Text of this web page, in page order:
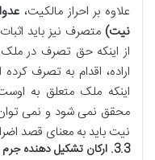
علاوه بر احراز مالکیت،
نیت) متصرف نیز باید
از اینکه حق تصرف در ملک
اراده، اقدام به تصرف
اینکه ملک متعلق به
محقق نمی شود و نمی توان
نیت باید به معنای قصد
3.3. ارکان تشکیل دهنده جرم تصرف عدوانی کیفری